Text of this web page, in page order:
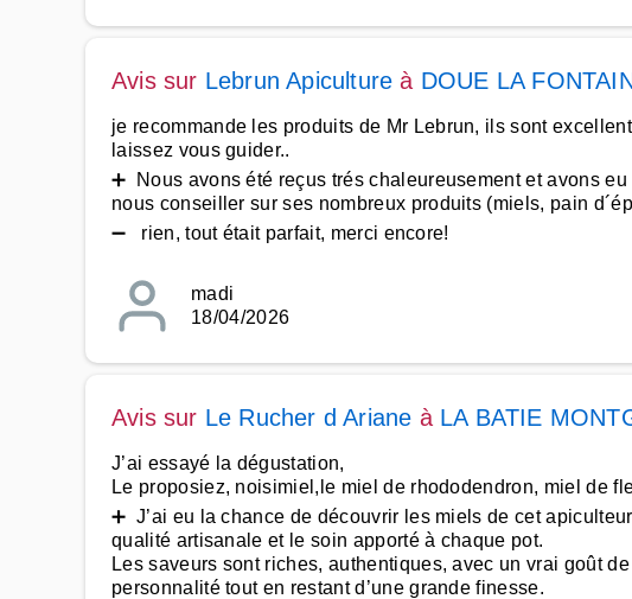
Avis sur Lebrun Apiculture à DOUE LA
je recommande les produits de Mr Lebrun, ils sont
laissez vous guider..
➕ Nous avons été reçus trés chaleureusement et avons
nous conseiller sur ses nombreux produits (miels, pain
➖ rien, tout était parfait, merci encore!
madi
18/04/2026
Avis sur Le Rucher d Ariane à LA BATIE
J’ai essayé la dégustation,
Le proposiez, noisimiel,le miel de rhododendron, miel de
➕ J’ai eu la chance de découvrir les miels de cet
qualité artisanale et le soin apporté à chaque pot.
Les saveurs sont riches, authentiques, avec un vrai goût
personnalité tout en restant d’une grande finesse.